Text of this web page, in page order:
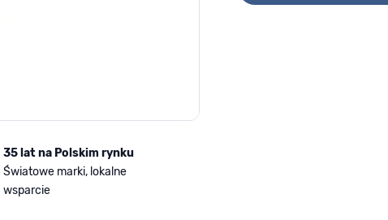
35 lat na Polskim rynku
Światowe marki, lokalne
wsparcie